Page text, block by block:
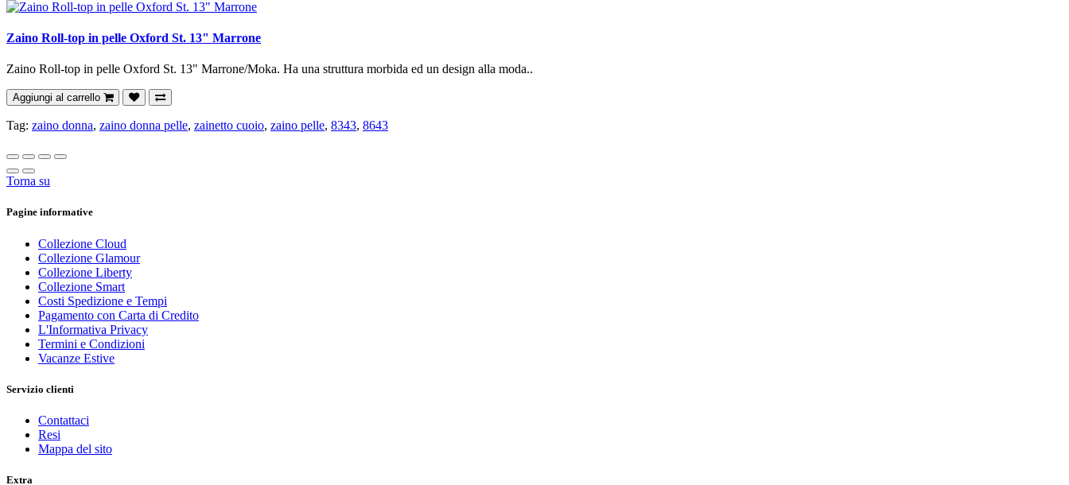
Zaino Roll-top in pelle Oxford St. 13" Marrone
Zaino Roll-top in pelle Oxford St. 13" Marrone/Moka. Ha una struttura morbida ed un design alla moda..
Aggiungi al carrello
Tag: zaino donna, zaino donna pelle, zainetto cuoio, zaino pelle, 8343, 8643
Torna su
Pagine informative
Collezione Cloud
Collezione Glamour
Collezione Liberty
Collezione Smart
Costi Spedizione e Tempi
Pagamento con Carta di Credito
L'Informativa Privacy
Termini e Condizioni
Vacanze Estive
Servizio clienti
Contattaci
Resi
Mappa del sito
Extra